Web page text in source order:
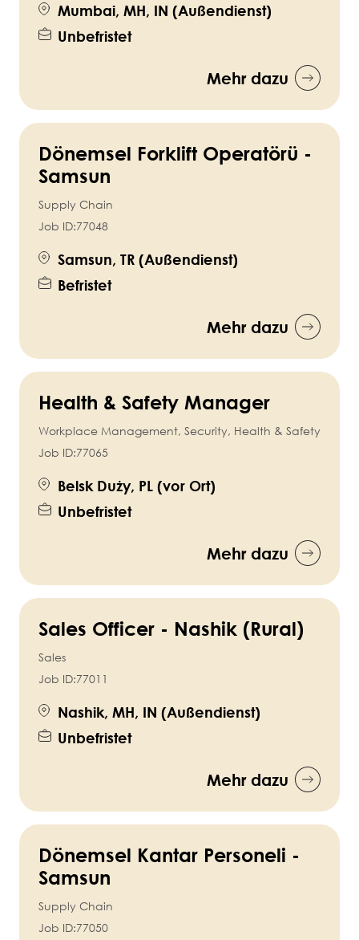
Mumbai, MH, IN (Außendienst)
Unbefristet
Mehr dazu
Dönemsel Forklift Operatörü -
Samsun
Supply Chain
Job ID:77048
Samsun, TR (Außendienst)
Befristet
Mehr dazu
Health & Safety Manager
Workplace Management, Security, Health & Safety
Job ID:77065
Belsk Duży, PL (vor Ort)
Unbefristet
Mehr dazu
Sales Officer - Nashik (Rural)
Sales
Job ID:77011
Nashik, MH, IN (Außendienst)
Unbefristet
Mehr dazu
Dönemsel Kantar Personeli -
Samsun
Supply Chain
Job ID:77050